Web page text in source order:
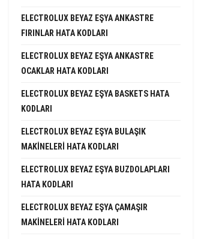
ELECTROLUX BEYAZ EŞYA ANKASTRE
FIRINLAR HATA KODLARI
ELECTROLUX BEYAZ EŞYA ANKASTRE
OCAKLAR HATA KODLARI
ELECTROLUX BEYAZ EŞYA BASKETS HATA
KODLARI
ELECTROLUX BEYAZ EŞYA BULAŞIK
MAKINELERI HATA KODLARI
ELECTROLUX BEYAZ EŞYA BUZDOLAPLARI
HATA KODLARI
ELECTROLUX BEYAZ EŞYA ÇAMAŞIR
MAKINELERI HATA KODLARI